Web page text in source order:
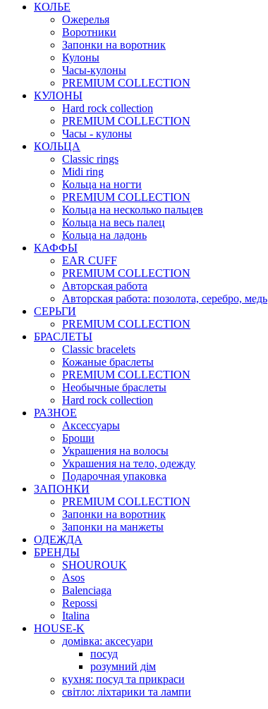
КОЛЬЕ
Ожерелья
Воротники
Запонки на воротник
Кулоны
Часы-кулоны
PREMIUM COLLECTION
КУЛОНЫ
Hard rock collection
PREMIUM COLLECTION
Часы - кулоны
КОЛЬЦА
Classic rings
Midi ring
Кольца на ногти
PREMIUM COLLECTION
Кольца на несколько пальцев
Кольца на весь палец
Кольца на ладонь
КАФФЫ
EAR CUFF
PREMIUM COLLECTION
Авторская работа
Авторская работа: позолота, серебро, медь
СЕРЬГИ
PREMIUM COLLECTION
БРАСЛЕТЫ
Classic bracelets
Кожаные браслеты
PREMIUM COLLECTION
Необычные браслеты
Hard rock collection
РАЗНОЕ
Аксессуары
Броши
Украшения на волосы
Украшения на тело, одежду
Подарочная упаковка
ЗАПОНКИ
PREMIUM COLLECTION
Запонки на воротник
Запонки на манжеты
ОДЕЖДА
БРЕНДЫ
SHOUROUK
Asos
Balenciaga
Repossi
Italina
HOUSE-K
домівка: аксесуари
посуд
розумний дім
кухня: посуд та прикраси
світло: ліхтарики та лампи